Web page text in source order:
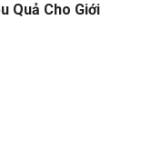
Quả Cho Giới